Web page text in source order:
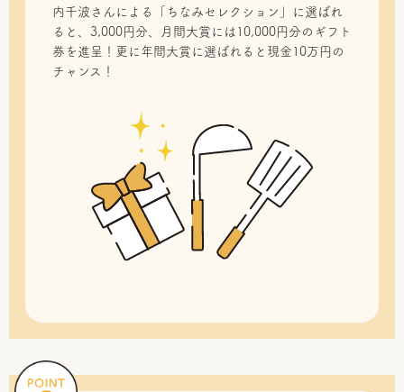
内千波さんによる「ちなみセレクション」に選ばれ
ると、3,000円分、月間大賞には10,000円分のギフト
券を進呈！更に年間大賞に選ばれると現金10万円の
チャンス！